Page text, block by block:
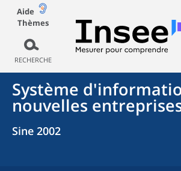
Aide
Thèmes
RECHERCHE
Système
nouvelles
Sine 2002